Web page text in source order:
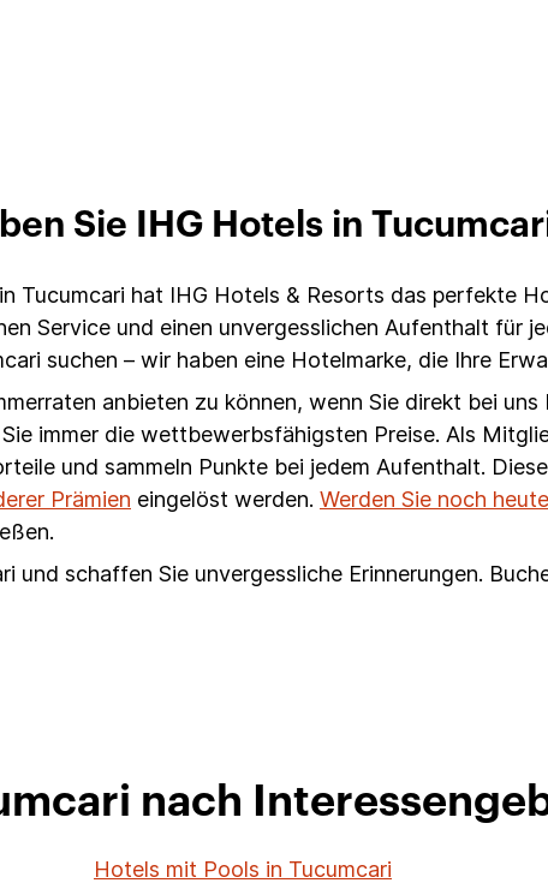
Sie IHG Hotels in
Tucumcari hat IHG Hotels & Resorts das perfekte
Service und einen unvergesslichen Aufenthalt für
suchen – wir haben eine Hotelmarke, die Ihre
anbieten zu können, wenn Sie direkt bei
immer die wettbewerbsfähigsten Preise. Als
und sammeln Punkte bei jedem Aufenthalt.
Prämien eingelöst werden. Werden Sie noch
und schaffen Sie unvergessliche Erinnerungen.
nach
Hotels mit Pools in Tucumcari